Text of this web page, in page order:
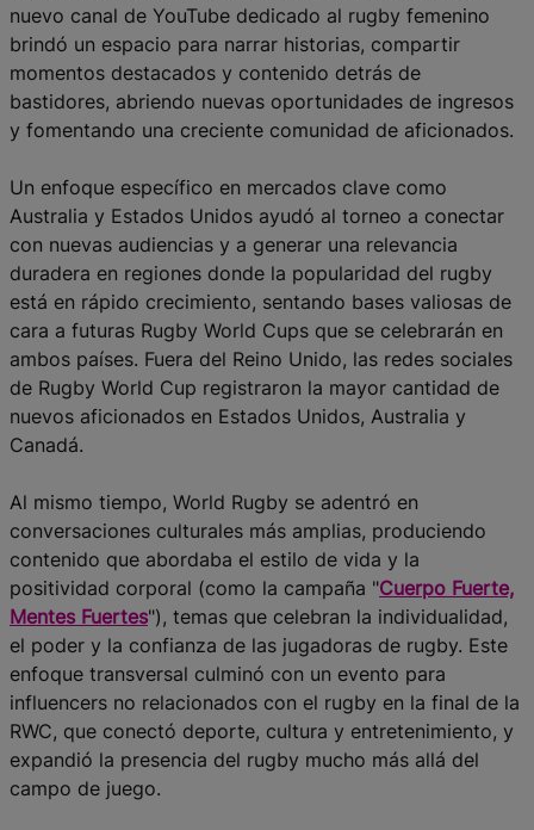
nuevo canal de YouTube dedicado al rugby femenino
brindó un espacio para narrar historias, compartir
momentos destacados y contenido detrás de
bastidores, abriendo nuevas oportunidades de ingresos
y fomentando una creciente comunidad de aficionados.
Un enfoque específico en mercados clave como
Australia y Estados Unidos ayudó al torneo a conectar
con nuevas audiencias y a generar una relevancia
duradera en regiones donde la popularidad del rugby
está en rápido crecimiento, sentando bases valiosas de
cara a futuras Rugby World Cups que se celebrarán en
ambos países. Fuera del Reino Unido, las redes sociales
de Rugby World Cup registraron la mayor cantidad de
nuevos aficionados en Estados Unidos, Australia y
Canadá.
Al mismo tiempo, World Rugby se adentró en
conversaciones culturales más amplias, produciendo
contenido que abordaba el estilo de vida y la
positividad corporal (como la campaña "Cuerpo Fuerte,
Mentes Fuertes"), temas que celebran la individualidad,
el poder y la confianza de las jugadoras de rugby. Este
enfoque transversal culminó con un evento para
influencers no relacionados con el rugby en la final de la
RWC, que conectó deporte, cultura y entretenimiento, y
expandió la presencia del rugby mucho más allá del
campo de juego.